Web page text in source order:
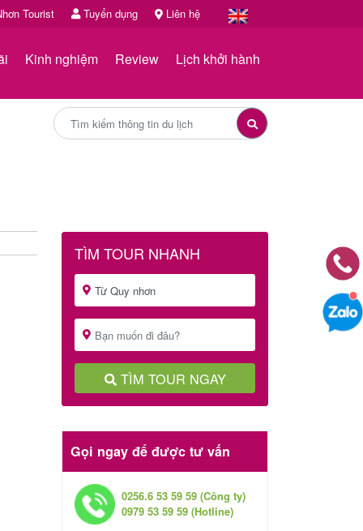
Tourist Tuyển dụng Liên hệ
Kinh nghiệm Review Lịch khởi hành
TÌM TOUR NHANH
TÌM TOUR NGAY
Gọi ngay để được tư vấn
0256.6 53 59 59 (Công ty)
0979 53 59 59 (Hotline)